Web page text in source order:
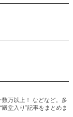
堂入り”記事をまとめま
のエピソードをお聞き
？を探っていきます。